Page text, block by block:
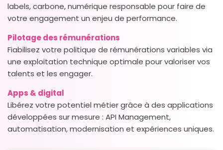
labels, carbone, numérique responsable pour faire de
votre engagement un enjeu de performance.
Pilotage des rémunérations
Fiabilisez votre politique de rémunérations variables via
une exploitation technique optimale pour valoriser vos
talents et les engager.
Apps & digital
Libérez votre potentiel métier grâce à des applications
développées sur mesure : API Management,
automatisation, modernisation et expériences uniques.